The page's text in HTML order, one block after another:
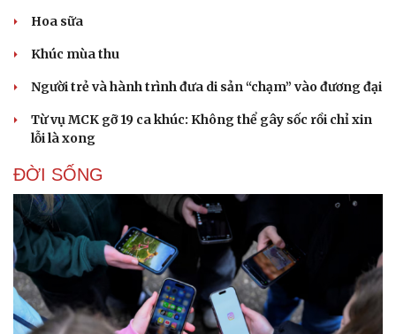
Hoa sữa
Khúc mùa thu
Người trẻ và hành trình đưa di sản “chạm” vào đương đại
Từ vụ MCK gỡ 19 ca khúc: Không thể gây sốc rồi chỉ xin
lỗi là xong
ĐỜI SỐNG